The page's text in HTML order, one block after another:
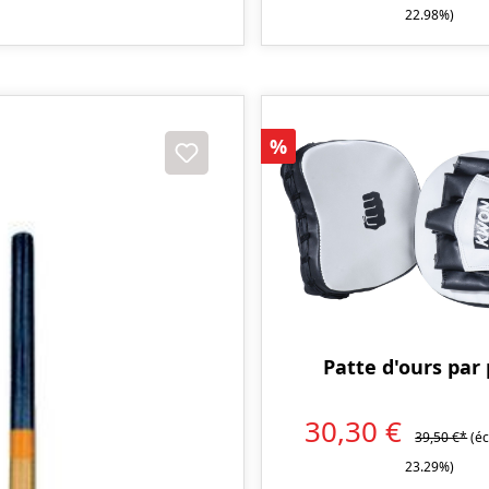
22.98%)
Réduction
%
Patte d'ours par
30,30 € 39,50 €*
23.29%)